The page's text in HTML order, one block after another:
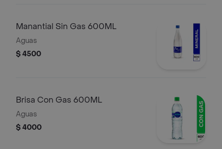
Manantial Sin Gas 600ML
Aguas
$ 4500
Brisa Con Gas 600ML
Aguas
$ 4000